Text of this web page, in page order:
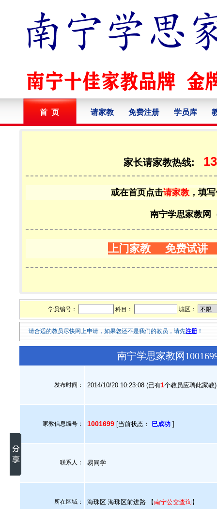
首 页 请家教 免费注册 学员库
家长请家教热线:
或在首页点击请家教 ，填
南宁学思家教网
上门家教 免费试讲
学员编号： 科目： 城区：
请合适的教员尽快网上申请，如果您还不是我们的教员，请先注册 ！
南宁学思家教网
发布时间： 2014/10/20 10:23:08 (已有1个教员应聘此家教)
家教信息编号： 1001699 [当前状态： 已成功 ]
联系人： 易同学
所在区域： 海珠区.海珠区前进路 【南宁公交查询 】